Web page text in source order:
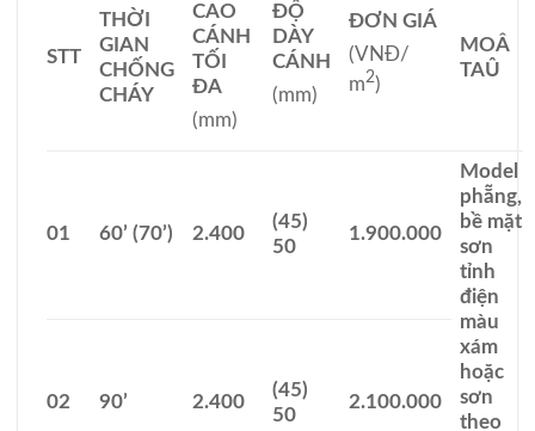
STT
THỜI
GIAN
CHỐNG
CHÁY
CAO
CÁNH
TỐI
ĐA
(mm)
ĐỘ
DÀY
CÁNH
(mm)
ĐƠN GIÁ
(VNĐ/
m2)
MOÂ
TAÛ
01 60’ (70’) 2.400
(45)
50
1.900.000
Model
phẵng,
bề mặt
sơn
tỉnh
điện
màu
xám
hoặc
sơn
theo
02 90’ 2.400
(45)
50
2.100.000